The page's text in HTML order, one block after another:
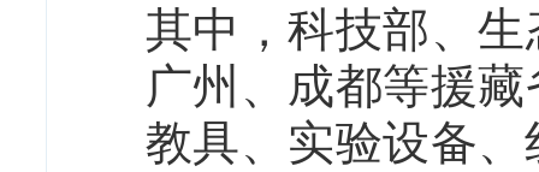
其中，科技部、
广州、成都等援
教具、实验设备